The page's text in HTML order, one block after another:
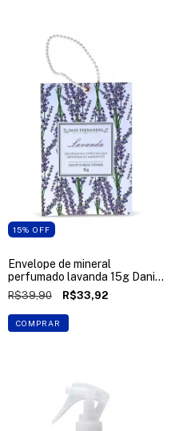
15% OFF
Envelope de mineral
perfumado lavanda 15g Dani
Fernandes
R$39,90 R$33,92
COMPRAR